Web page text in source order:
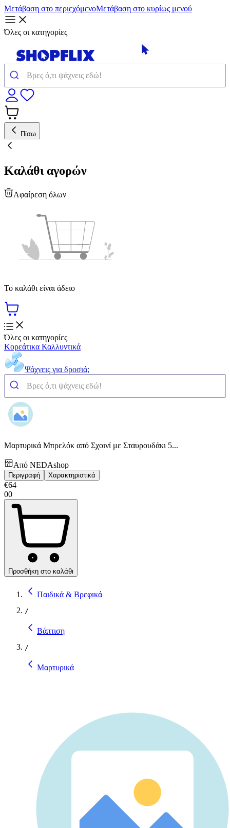
Μετάβαση στο περιεχόμενοΜετάβαση στο κυρίως μενού
Όλες οι κατηγορίες
Πίσω
Καλάθι αγορών
Αφαίρεση όλων
Το καλάθι είναι άδειο
Όλες οι κατηγορίες
Κορεάτικα Καλλυντικά
Ψάχνεις για δροσιά;
Μαρτυρικά Μπρελόκ από Σχοινί με Σταυρουδάκι 5...
Από NEDAshop
Περιγραφή Χαρακτηριστικά
€64
00
Προσθήκη στο καλάθι
Παιδικά & Βρεφικά
/
Βάπτιση
/
Μαρτυρικά